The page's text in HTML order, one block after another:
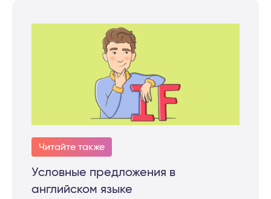
Читайте также
Условные предложения в
английском языке